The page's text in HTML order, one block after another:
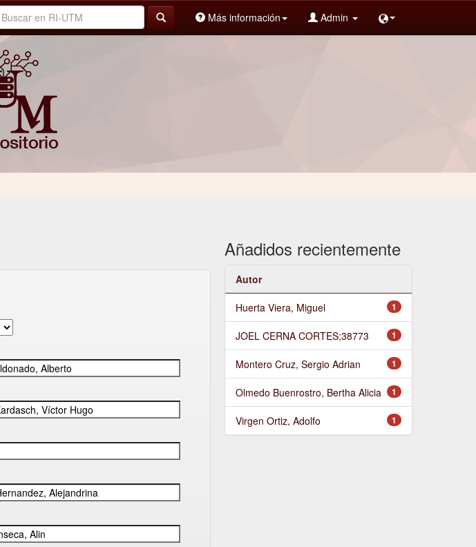
Más información Admin
Añadidos recientemente
Autor
1
Huerta Viera, Miguel
1
JOEL CERNA CORTES;38773
1
Montero Cruz, Sergio Adrian
1
Olmedo Buenrostro, Bertha Alicia
1
Virgen Ortiz, Adolfo